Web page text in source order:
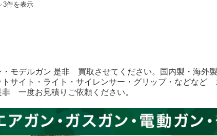
3件を表示
・モデルガン 是非 買取させてください。国内製・海外
トサイト・ライト・サイレンサー・グリップ・などなど
非 一度お見積りご依頼ください。